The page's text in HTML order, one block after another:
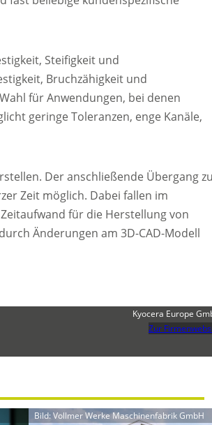
Steifigkeit und
Bruchzähigkeit und
für Anwendungen, bei denen
geringe Toleranzen, enge Kanäle,
Der anschließende Übergang
Zeit möglich. Dabei fallen im
für die Herstellung von
Änderungen am 3D-CAD-Modell
Kyocera Europe
Zur
Bild: Vollmer Werke Maschinenfabrik GmbH